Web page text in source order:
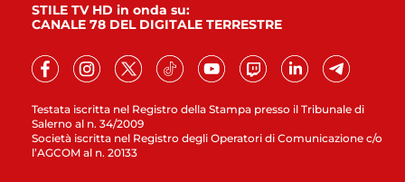
Testata iscritta nel Registro della Stampa presso il Tribunale di
Salerno al n. 34/2009
Società iscritta nel Registro degli Operatori di Comunicazione c/o
l’AGCOM al n. 20133
STILE TV HD in onda su:
CANALE 78 DEL DIGITALE TERRESTRE